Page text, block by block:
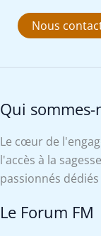
Nous
Qui sommes-
Le cœur de
l'accès à la
passionnés
Le Forum FM